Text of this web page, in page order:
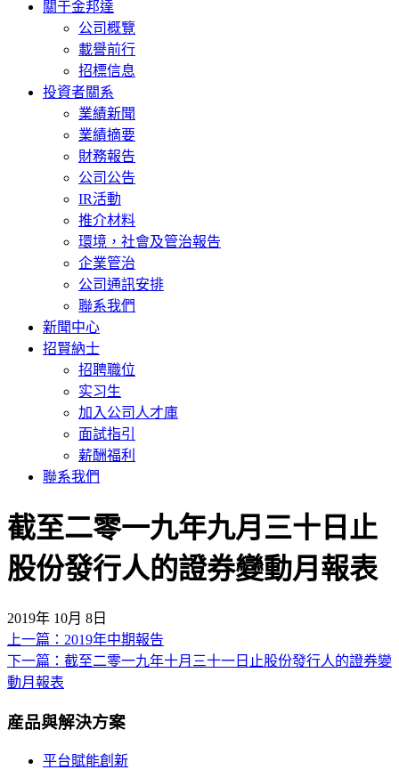
關于金邦達
公司概覽
載譽前行
招標信息
投資者關系
業績新聞
業績摘要
財務報告
公司公告
IR活動
推介材料
環境，社會及管治報告
企業管治
公司通訊安排
聯系我們
新聞中心
招賢納士
招聘職位
实习生
加入公司人才庫
面試指引
薪酬福利
聯系我們
截至二零一九年九月三十日止
股份發行人的證券變動月報表
2019年 10月 8日
文
章
覽
上一篇：2019年中期報告
下一篇：截至二零一九年十月三十一日止股份發行人的證券變
動月報表
産品與解決方案
平台賦能創新